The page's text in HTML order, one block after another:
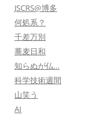
JSCRS@博多
何処系？
千差万別
蕎麦日和
知らぬが仏…
科学技術週間
山笑う
AI